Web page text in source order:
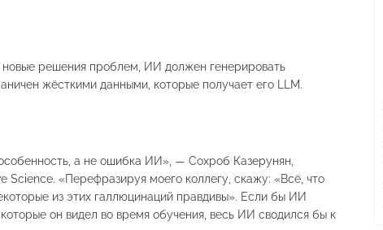
новые решения проблем, ИИ должен генерировать
жёсткими данными, которые получает его LLM.
а не ошибка ИИ», — Сохроб Казерунян,
Science. «Перефразируя моего коллегу, скажу: «Всё, что
из этих галлюцинаций правдивы». Если бы ИИ
он видел во время обучения, весь ИИ сводился бы к